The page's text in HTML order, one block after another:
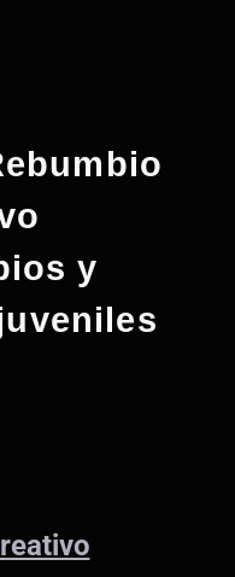
y